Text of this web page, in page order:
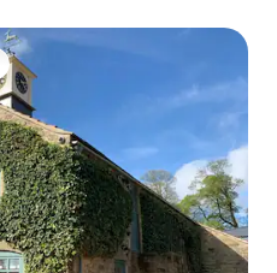
plus appréciés